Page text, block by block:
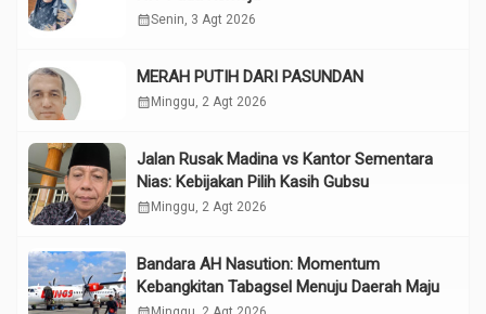
calendar_monthSenin, 3 Agt 2026
MERAH PUTIH DARI PASUNDAN
calendar_monthMinggu, 2 Agt 2026
Jalan Rusak Madina vs Kantor Sementara
Nias: Kebijakan Pilih Kasih Gubsu
calendar_monthMinggu, 2 Agt 2026
Bandara AH Nasution: Momentum
Kebangkitan Tabagsel Menuju Daerah Maju